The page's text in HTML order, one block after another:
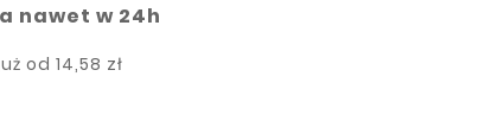
nawet w 24h
od 14,58 zł